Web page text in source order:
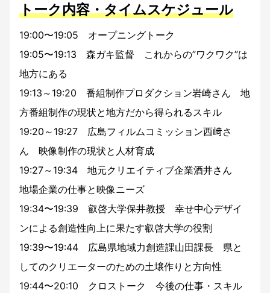
トーク内容・タイムスケジュール
19:00〜19:05 オープニングトーク
19:05〜19:13 森ガキ監督 これからの”ワクワク”は
地方にある
19:13～19:20 番組制作プロダクション岩崎さん 地
方番組制作の現状と地方だから得られるスキル
19:20～19:27 広島フィルムコミッション西﨑さ
ん 映像制作の現状と人材育成
19:27～19:34 地元クリエイティブ企業酒井さん
地場企業の仕事と映像ニーズ
19:34〜19:39 叡啓大学保井教授 幸せ中心デザイ
ンによる創造性向上に果たす叡啓大学の役割
19:39〜19:44 広島県地域力創造課山田課長 県と
してのクリエーターのための土壌作りと方向性
19:44〜20:10 クロストーク 今後の仕事・スキル